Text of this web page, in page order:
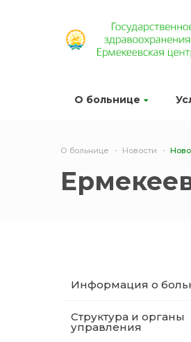
О больнице
О больнице Новости
Информация о
Структура и органы
управления